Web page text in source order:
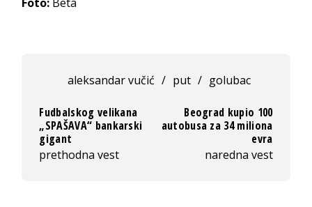
aleksandar vučić / put / golubac
Fudbalskog velikana
„SPAŠAVA“ bankarski
gigant
prethodna vest
Beograd kupio 100
autobusa za 34 miliona
evra
naredna vest